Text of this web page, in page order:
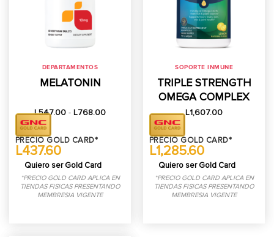
DEPARTAMENTOS
MELATONIN
L547.00 - L768.00Rango
PRECIO GOLD CARD*
L437.60
Quiero ser Gold Card
*PRECIO GOLD CARD APLICA EN
TIENDAS FISICAS PRESENTANDO
MEMBRESIA VIGENTE
SOPORTE INMUNE
TRIPLE STRENGTH
OMEGA COMPLEX
L1,607.00
PRECIO GOLD CARD*
L1,285.60
Quiero ser Gold Card
*PRECIO GOLD CARD APLICA EN
TIENDAS FISICAS PRESENTANDO
MEMBRESIA VIGENTE